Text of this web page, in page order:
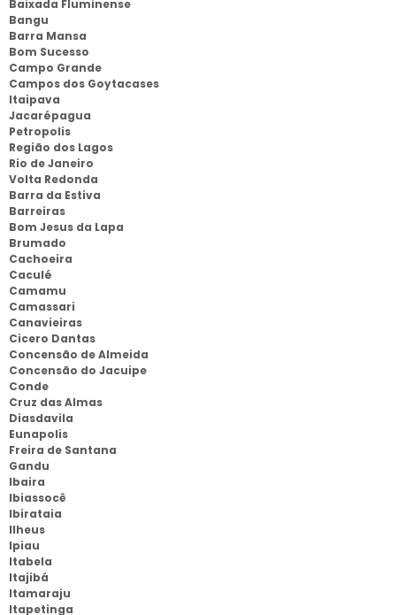
Baixada Fluminense
Bangu
Barra Mansa
Bom Sucesso
Campo Grande
Campos dos Goytacases
Itaipava
Jacarépagua
Petropolis
Região dos Lagos
Rio de Janeiro
Volta Redonda
Barra da Estiva
Barreiras
Bom Jesus da Lapa
Brumado
Cachoeira
Caculé
Camamu
Camassari
Canavieiras
Cicero Dantas
Concensão de Almeida
Concensão do Jacuipe
Conde
Cruz das Almas
Diasdavila
Eunapolis
Freira de Santana
Gandu
Ibaira
Ibiassocê
Ibirataia
Ilheus
Ipiau
Itabela
Itajibá
Itamaraju
Itapetinga